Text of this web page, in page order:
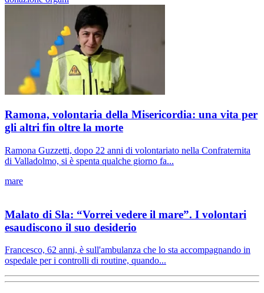
Ramona, volontaria della Misericordia: una vita per
gli altri fin oltre la morte
Ramona Guzzetti, dopo 22 anni di volontariato nella Confraternita
di Valladolmo, si è spenta qualche giorno fa...
mare
Malato di Sla: “Vorrei vedere il mare”. I volontari
esaudiscono il suo desiderio
Francesco, 62 anni, è sull'ambulanza che lo sta accompagnando in
ospedale per i controlli di routine, quando...